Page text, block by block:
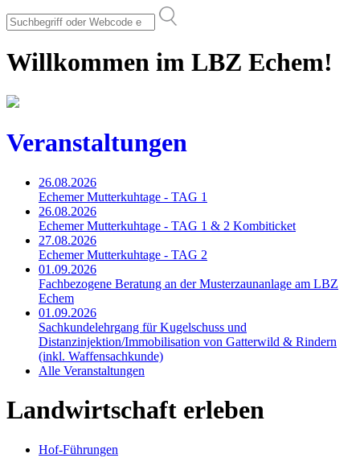
Willkommen im LBZ Echem!
Veranstaltungen
26.08.2026
Echemer Mutterkuhtage - TAG 1
26.08.2026
Echemer Mutterkuhtage - TAG 1 & 2 Kombiticket
27.08.2026
Echemer Mutterkuhtage - TAG 2
01.09.2026
Fachbezogene Beratung an der Musterzaunanlage am LBZ
Echem
01.09.2026
Sachkundelehrgang für Kugelschuss und
Distanzinjektion/Immobilisation von Gatterwild & Rindern
(inkl. Waffensachkunde)
Alle Veranstaltungen
Landwirtschaft erleben
Hof-Führungen